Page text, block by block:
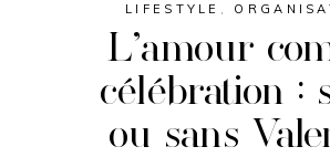
LIFESTYLE ,
L’amour
célébration :
ou sans